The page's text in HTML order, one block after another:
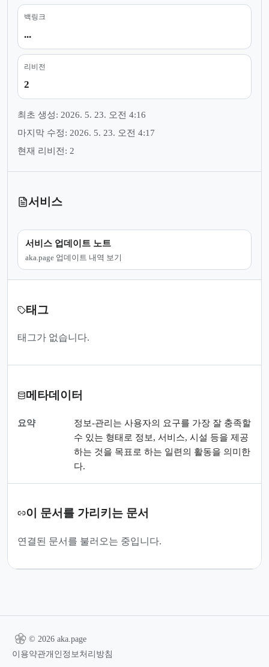
백링크
...
리비전
2
최초 생성: 2026. 5. 23. 오전 4:16
마지막 수정: 2026. 5. 23. 오전 4:17
현재 리비전: 2
서비스
서비스 업데이트 노트
aka.page 업데이트 내역 보기
태그
태그가 없습니다.
메타데이터
요약
정보-관리는 사용자의 요구를 가장 잘 충족할
수 있는 형태로 정보, 서비스, 시설 등을 제공
하는 것을 목표로 하는 일련의 활동을 의미한
다.
이 문서를 가리키는 문서
연결된 문서를 불러오는 중입니다.
© 2026 aka.page
이용약관개인정보처리방침